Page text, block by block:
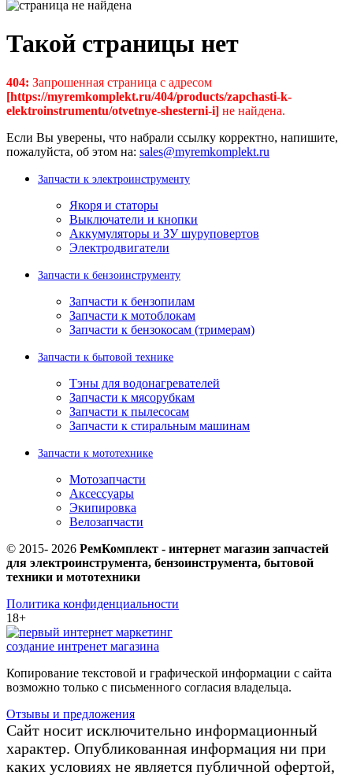
Такой страницы нет
404: Запрошенная страница с адресом
[https://myremkomplekt.ru/404/products/zapchasti-k-
elektroinstrumentu/otvetnye-shesterni-i] не найдена.
Если Вы уверены, что набрали ссылку корректно, напишите,
пожалуйста, об этом на: sales@myremkomplekt.ru
Запчасти к электроинструменту
Якоря и статоры
Выключатели и кнопки
Аккумуляторы и ЗУ шуруповертов
Электродвигатели
Запчасти к бензоинструменту
Запчасти к бензопилам
Запчасти к мотоблокам
Запчасти к бензокосам (тримерам)
Запчасти к бытовой технике
Тэны для водонагревателей
Запчасти к мясорубкам
Запчасти к пылесосам
Запчасти к стиральным машинам
Запчасти к мототехнике
Мотозапчасти
Аксессуары
Экипировка
Велозапчасти
© 2015- 2026 РемКомплект - интернет магазин запчастей
для электроинструмента, бензоинструмента, бытовой
техники и мототехники
Политика конфиденциальности
18+
создание интренет магазина
Копирование текстовой и графической информации с сайта
возможно только с письменного согласия владельца.
Отзывы и предложения
Сайт носит исключительно информационный
характер. Опубликованная информация ни при
каких условиях не является публичной офертой,